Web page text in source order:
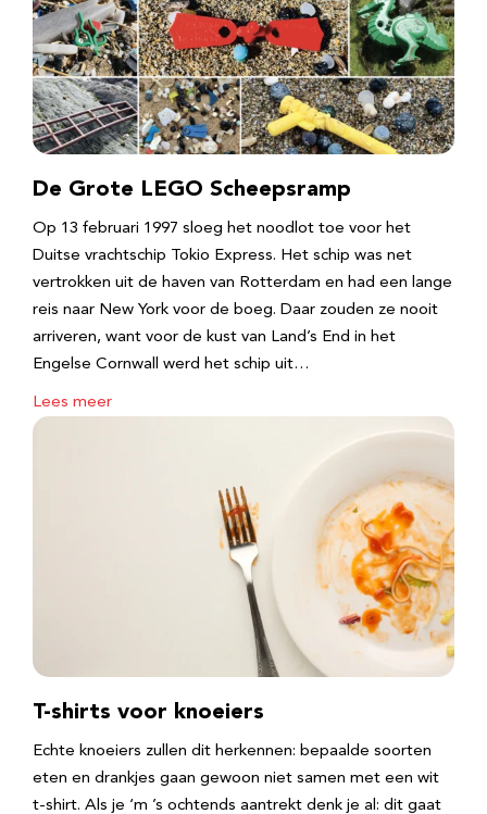
De Grote LEGO Scheepsramp
Op 13 februari 1997 sloeg het noodlot toe voor het
Duitse vrachtschip Tokio Express. Het schip was net
vertrokken uit de haven van Rotterdam en had een lange
reis naar New York voor de boeg. Daar zouden ze nooit
arriveren, want voor de kust van Land’s End in het
Engelse Cornwall werd het schip uit…
Lees meer
T-shirts voor knoeiers
Echte knoeiers zullen dit herkennen: bepaalde soorten
eten en drankjes gaan gewoon niet samen met een wit
t-shirt. Als je ‘m ’s ochtends aantrekt denk je al: dit gaat